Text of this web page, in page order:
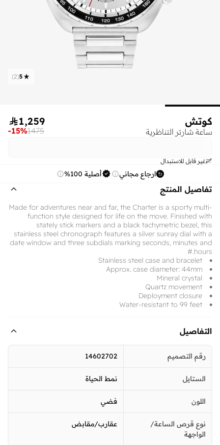
5
(
2
)
كوتش
ساعة شارتر التناظرية
1,259
1475
-15%
غير قابل للاستبدال
ارجاع مجاني أصلية 100%
تفاصيل المنتج
Made for adventures near and far, the Charter is a sporty multi-
function style designed for life on the move. Finished with
stately stick markers and a black tachymetric bezel, this
stainless steel chronograph features a silver sunray dial with a
date window and three subdials marking seconds, minutes and
hours.#
Stainless steel case and bracelet
Approx. case diameter: 44mm
Mineral crystal
Quartz movement
Deployment closure
Water-resistant to 99 feet
التفاصيل
رقم التصميم 14602702
الستايل نمط الحياة
اللون فضي
نوع قرص الساعة/
الواجهة
عقارب/مقابض